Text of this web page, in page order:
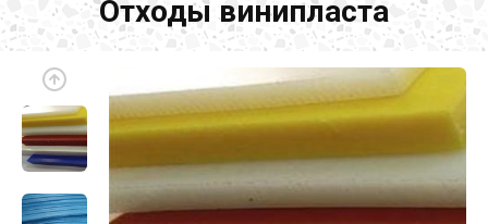
Отходы винипласта